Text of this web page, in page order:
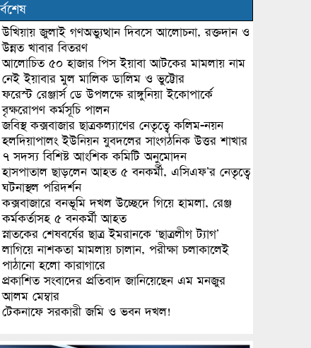
উখিয়ায় জুলাই গণঅভ্যুত্থান দিবসে আলোচনা, রক্তদান ও
উন্নত খাবার বিতরণ
আলোচিত ৫০ হাজার পিস ইয়াবা আটকের মামলায় নাম
নেই ইয়াবার মুল মালিক ডালিম ও ভুট্টোর
ফরেস্ট রেঞ্জার্স ডে উপলক্ষে রাঙ্গুনিয়া ইকোপার্কে
বৃক্ষরোপণ কর্মসূচি পালন
জবিস্থ কক্সবাজার ছাত্রকল্যাণের নেতৃত্বে কলিম-নয়ন
হলদিয়াপালং ইউনিয়ন যুবদলের সাংগঠনিক উত্তর শাখার
৭ সদস্য বিশিষ্ট আংশিক কমিটি অনুমোদন
হাসপাতাল ছাড়লেন আহত ৫ বনকর্মী, এসিএফ’র নেতৃত্বে
ঘটনাস্থল পরিদর্শন
কক্সবাজারে বনভূমি দখল উচ্ছেদে গিয়ে হামলা, রেঞ্জ
কর্মকর্তাসহ ৫ বনকর্মী আহত
স্নাতকের শেষবর্ষের ছাত্র ইমরানকে ‘ছাত্রলীগ ট্যাগ’
লাগিয়ে নাশকতা মামলায় চালান, পরীক্ষা চলাকালেই
পাঠানো হলো কারাগারে
প্রকাশিত সংবাদের প্রতিবাদ জানিয়েছেন এম মনজুর
আলম মেম্বার
টেকনাফে সরকারী জমি ও ভবন দখল!